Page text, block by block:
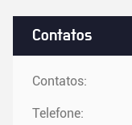
Contatos
Contatos:
Telefone: